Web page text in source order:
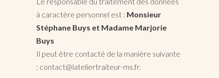
à caractère personnel est : Monsieur
Stéphane Buys et Madame Marjorie
Buys
Il peut être contacté de la manière suivante
: contact@lateliertraiteur-ms.fr.